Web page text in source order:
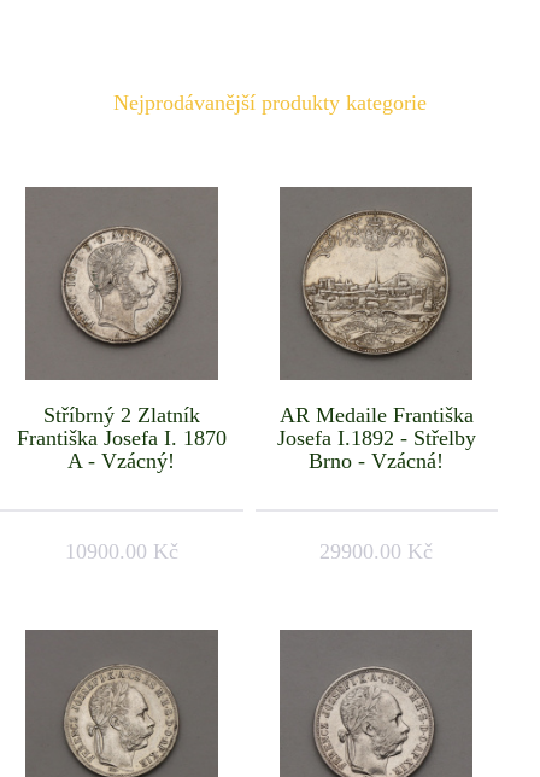
Nejprodávanější produkty kategorie
Stříbrný 2 Zlatník
Františka Josefa I. 1870
A - Vzácný!
10900.00 Kč
AR Medaile Františka
Josefa I.1892 - Střelby
Brno - Vzácná!
29900.00 Kč